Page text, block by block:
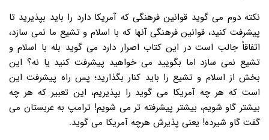
نکته دوم می گوید قوانین فرهنگی که آمریکا دارد را باید بپذیرید تا
پیشرفت کنید، قوانین فرهنگی آنها که با اسلام و تشیع ما نمی سازد،
اتفاقاً جالب است در این کتاب اصرار دارد می گوید بله با اسلام و
تشیع نمی سازد اما بگویید می خواهید پیشرفت کنید یا نه؟ این
بخش از اسلام و تشیع را باید کنار بگذارید؛ پس راه پیشرفت این
است که هر چه آمریکا می گوید را بپذیریم، این تعبیر که هر چه
بیشتر گاو شویم، بیشتر پیشرفته تر می شویم! ترامپ به عربستان می
گفت گاو شیرده! یعنی پذیرش هرچه آمریکا می گوید.